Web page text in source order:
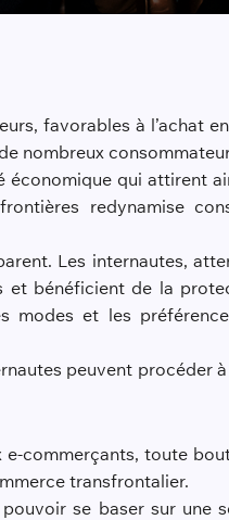
favorables à l’achat
nombreux
qui attirent
redynamise
Les internautes,
bénéficient de la
modes et les
peuvent procéder
commerçants, toute
transfrontalier.
se baser sur une